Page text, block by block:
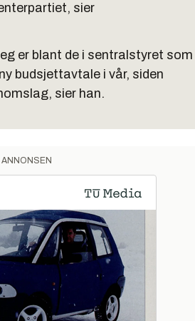
sier
er blant de i sentralstyret som
budsjettavtale i vår, siden
sier han.